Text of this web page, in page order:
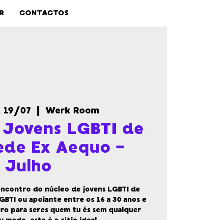
CONTACTOS
19/07 Werk Room
LGBTI de
Ex Aequo -
Julho
do núcleo de jovens LGBTI de
ou apoiante entre os 16 a 30 anos e
para seres quem tu és sem qualquer